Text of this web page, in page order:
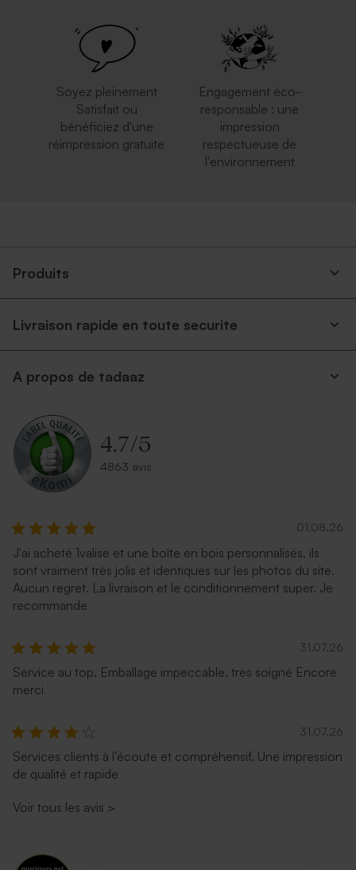
Soyez pleinement
Satisfait ou
bénéficiez d'une
réimpression gratuite
Engagement éco-
responsable : une
impression
respectueuse de
l'environnement
Produits
Livraison rapide en toute securite
A propos de tadaaz
4.7/5
4863 avis
01.08.26
J'ai acheté 1valise et une boîte en bois personnalisés, ils
sont vraiment très jolis et identiques sur les photos du site.
Aucun regret. La livraison et le conditionnement super. Je
recommande
31.07.26
Service au top. Emballage impeccable, très soigné Encore
merci
31.07.26
Services clients à l’écoute et compréhensif. Une impression
de qualité et rapide
Voir tous les avis >